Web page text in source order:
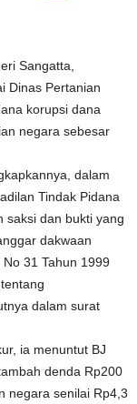
Sangatta,
Dinas Pertanian
korupsi dana
negara sebesar
dalam
Tindak Pidana
saksi dan bukti yang
dakwaan
31 Tahun 1999
dalam surat
ia menuntut BJ
denda Rp200
negara senilai Rp4,3